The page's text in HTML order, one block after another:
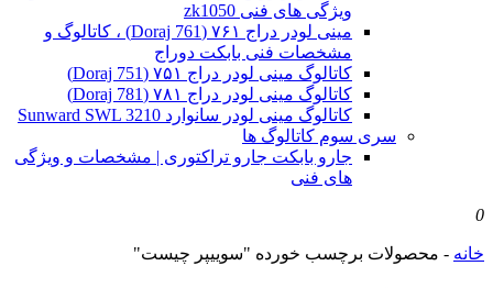
ویژگی های فنی zk1050
مینی لودر دراج ۷۶۱ (Doraj 761) ، کاتالوگ و
مشخصات فنی بابکت دوراج
کاتالوگ مینی لودر دراج ۷۵۱ (Doraj 751)
کاتالوگ مینی لودر دراج ۷۸۱ (Doraj 781)
کاتالوگ مینی لودر سانوارد Sunward SWL 3210
سری سوم کاتالوگ ها
جارو بابکت جارو تراکتوری | مشخصات و ویژگی
های فنی
0
خانه - محصولات برچسب خورده "سوییپر چیست"